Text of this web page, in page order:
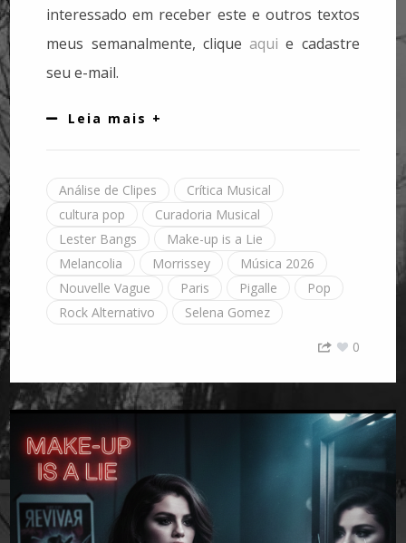
interessado em receber este e outros textos
meus semanalmente, cliqueaqui e cadastre
seu e-mail.
Leia mais +
Análise de Clipes
Crítica Musical
cultura pop
Curadoria Musical
Lester Bangs
Make-up is a Lie
Melancolia
Morrissey
Música 2026
Nouvelle Vague
Paris Pigalle
Pop
Rock Alternativo
Selena Gomez
0